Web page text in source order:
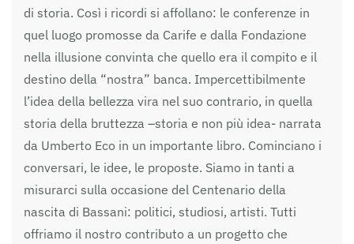
di storia. Così i ricordi si affollano: le conferenze in
quel luogo promosse da Carife e dalla Fondazione
nella illusione convinta che quello era il compito e il
destino della “nostra” banca. Impercettibilmente
l’idea della bellezza vira nel suo contrario, in quella
storia della bruttezza –storia e non più idea- narrata
da Umberto Eco in un importante libro. Cominciano i
conversari, le idee, le proposte. Siamo in tanti a
misurarci sulla occasione del Centenario della
nascita di Bassani: politici, studiosi, artisti. Tutti
offriamo il nostro contributo a un progetto che